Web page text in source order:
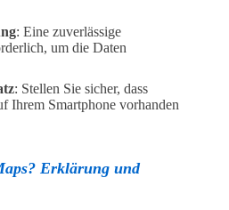
: Eine zuverlässige
um die Daten
: Stellen Sie sicher, dass
Ihrem Smartphone vorhanden
Erklärung und